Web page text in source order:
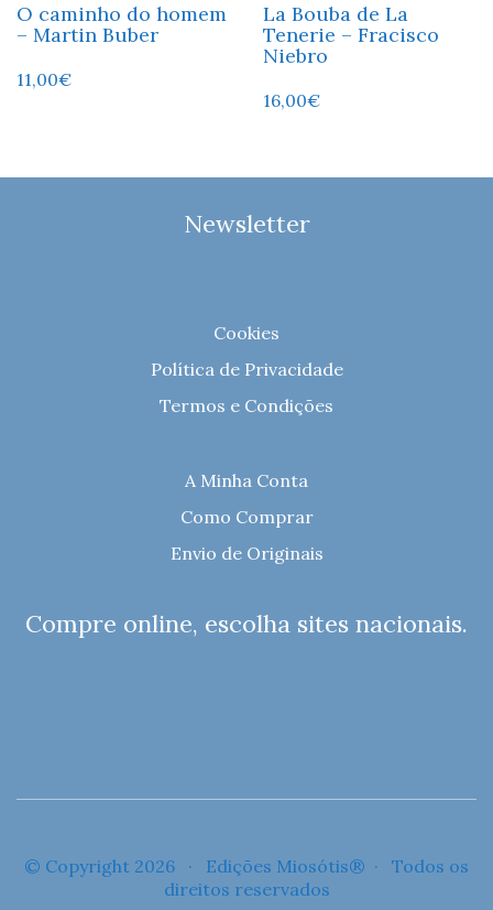
O caminho do homem
– Martin Buber
11,00€
La Bouba de La
Tenerie – Fracisco
Niebro
16,00€
Newsletter
Cookies
Política de Privacidade
Termos e Condições
A Minha Conta
Como Comprar
Envio de Originais
Compre online, escolha sites nacionais.
© Copyright 2026 · Edições Miosótis® · Todos os
direitos reservados